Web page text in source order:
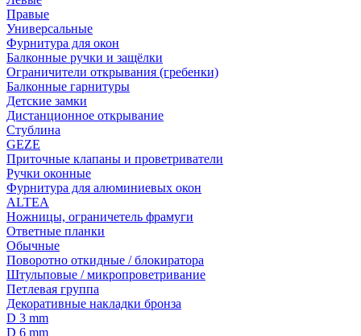
Правые
Универсальные
Фурнитура для окон
Балконные ручки и защёлки
Ограничители открывания (гребенки)
Балконные гарнитуры
Детские замки
Дистанционное открывание
Стублина
GEZE
Приточные клапаны и проветриватели
Ручки оконные
Фурнитура для алюминиевых окон
ALTEA
Ножницы, ограничетель фрамуги
Ответные планки
Обычные
Поворотно откидные / блокиратора
Штульповые / микропроветривание
Петлевая группа
Декоративные накладки бронза
D 3 mm
D 6 mm